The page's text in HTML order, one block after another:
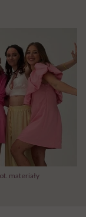
materiały